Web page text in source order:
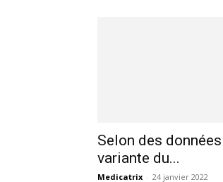
Selon des
variante du...
Medicatrix - 24 janvier 2022